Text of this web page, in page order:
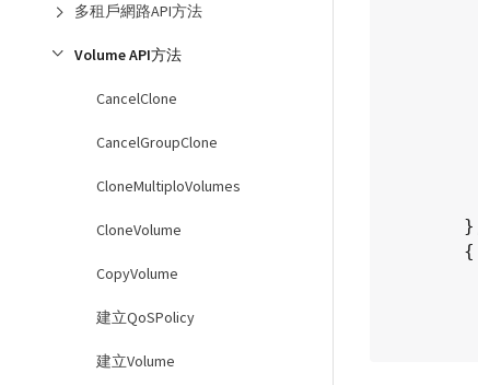
多租戶網路API方法
Volume API方法
CancelClone
CancelGroupClone
CloneMultiploVolumes
CloneVolume
CopyVolume
建立QoSPolicy
建立Volume